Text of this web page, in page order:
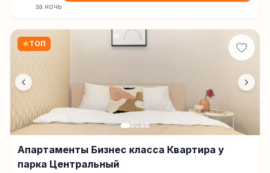
за ночь
★ТОП
Апартаменты Бизнес класса Квартира у
парка Центральный